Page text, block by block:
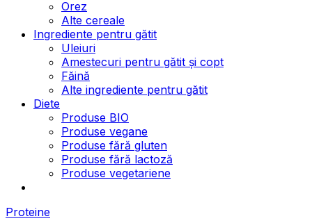
Orez
Alte cereale
Ingrediente pentru gătit
Uleiuri
Amestecuri pentru gătit și copt
Făină
Alte ingrediente pentru gătit
Diete
Produse BIO
Produse vegane
Produse fără gluten
Produse fără lactoză
Produse vegetariene
Proteine